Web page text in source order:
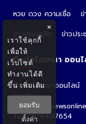
หวย ดวง ความเชื่อ
ข่
ข่าวเศรษฐกิจ
ข่าวปร
ติดต่อโฆษณา ออนไ
ติดต่อโฆษณาออนไลน์
คุณอ้อ
Email :
Tel: 0814407654
×
เราใช้คุกกี้
เพื่อให้
เว็บไซต์
ทำงานได้ดี
ขึ้นเพิ่มเติม
ยอมรับ
ตั้งค่า